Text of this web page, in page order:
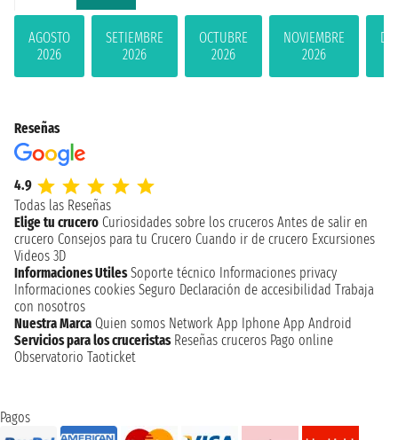
AGOSTO
2026
SETIEMBRE
2026
OCTUBRE
2026
NOVIEMBRE
2026
Reseñas
4.9
Todas las Reseñas
Elige tu crucero Curiosidades sobre los cruceros Antes de salir en
crucero Consejos para tu Crucero Cuando ir de crucero Excursiones
Videos 3D
Informaciones Utiles Soporte técnico Informaciones privacy
Informaciones cookies Seguro Declaración de accesibilidad Trabaja
con nosotros
Nuestra Marca Quien somos Network App Iphone App Android
Servicios para los cruceristas Reseñas cruceros Pago online
Observatorio Taoticket
Pagos